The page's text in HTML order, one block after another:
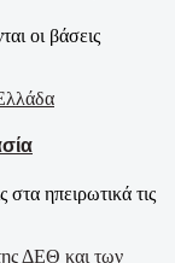
οι βάσεις
στα ηπειρωτικά τις